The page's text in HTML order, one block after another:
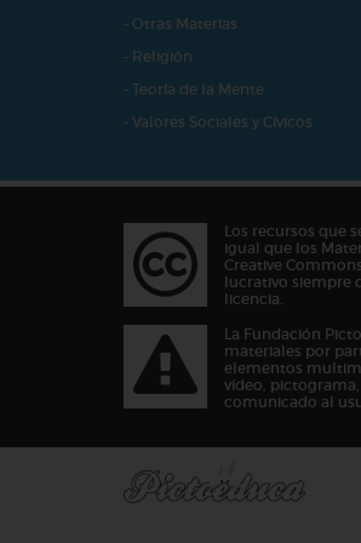
- Otras Materias
- Religión
- Teoría de la Mente
- Valores Sociales y Cívicos
Los recursos que
igual que los
Creative
lucrativo siempre
licencia.
La Fundación
materiales por
elementos
vídeo,
comunicado al